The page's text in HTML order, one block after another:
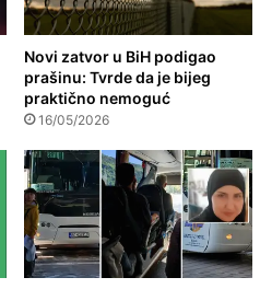
Novi zatvor u BiH podigao
prašinu: Tvrde da je bijeg
praktično nemoguć
16/05/2026